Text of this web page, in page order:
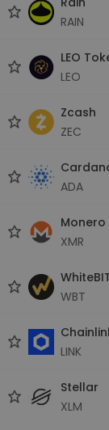
RAIN
LEO
LEO
Zcash
ZEC
ADA
Monero
XMR
WBT
LINK
Stellar
XLM